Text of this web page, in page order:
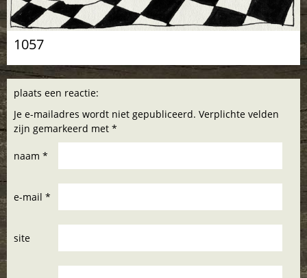
1057
plaats een reactie:
Je e-mailadres wordt niet gepubliceerd. Verplichte velden
zijn gemarkeerd met *
naam *
e-mail *
site